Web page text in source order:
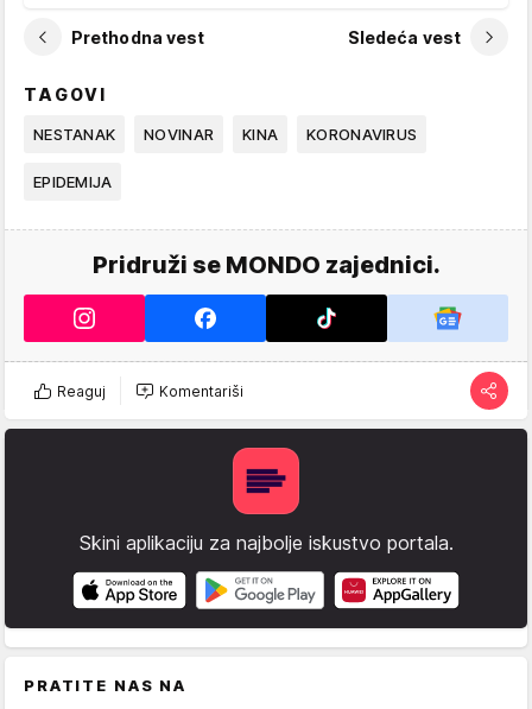
Prethodna vest Sledeća vest
TAGOVI
NESTANAK NOVINAR KINA KORONAVIRUS
EPIDEMIJA
Pridruži se MONDO zajednici.
Reaguj Komentariši
Skini aplikaciju za najbolje iskustvo portala.
PRATITE NAS NA